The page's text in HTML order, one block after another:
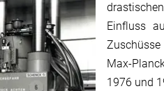
Einfluss
Max-
1976 und